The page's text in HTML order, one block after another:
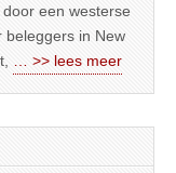
een westerse
beleggers in New
… >> lees meer